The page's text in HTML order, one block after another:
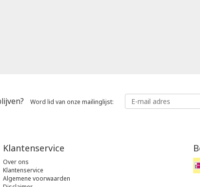
Word lid van onze mailinglijst:
Klantenservice
Over ons
Klantenservice
Algemene voorwaarden